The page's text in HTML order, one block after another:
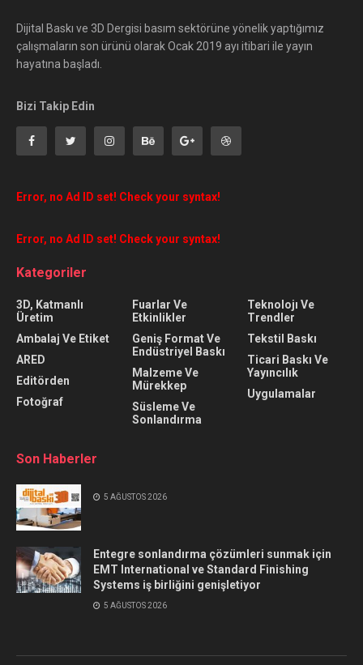
Dijital Baskı ve 3D Dergisi basım sektörüne yönelik yaptığımız
çalışmaların son ürünü olarak Ocak 2019 ayı itibari ile yayın
hayatına başladı.
Bizi Takip Edin
Error, no Ad ID set! Check your syntax!
Error, no Ad ID set! Check your syntax!
Kategoriler
3D, Katmanlı
Üretim
Ambalaj Ve Etiket
ARED
Editörden
Fotoğraf
Fuarlar Ve
Etkinlikler
Geniş Format Ve
Endüstriyel Baskı
Malzeme Ve
Mürekkep
Süsleme Ve
Sonlandırma
Teknolojı Ve
Trendler
Tekstil Baskı
Ticari Baskı Ve
Yayıncılık
Uygulamalar
Son Haberler
5 AĞUSTOS 2026
Entegre sonlandırma çözümleri sunmak için
EMT International ve Standard Finishing
Systems iş birliğini genişletiyor
5 AĞUSTOS 2026